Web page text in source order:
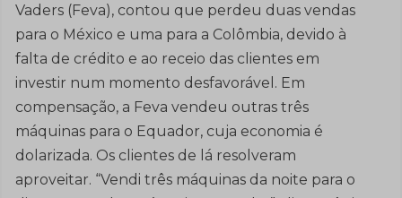
Vaders (Feva), contou que perdeu duas vendas
para o México e uma para a Colômbia, devido à
falta de crédito e ao receio das clientes em
investir num momento desfavorável. Em
compensação, a Feva vendeu outras três
máquinas para o Equador, cuja economia é
dolarizada. Os clientes de lá resolveram
aproveitar. “Vendi três máquinas da noite para o